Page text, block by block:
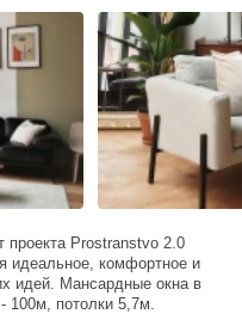
проекта Prostranstvo 2.0
идеальное, комфортное и
идей. Мансардные окна в
потолки 5,7м.